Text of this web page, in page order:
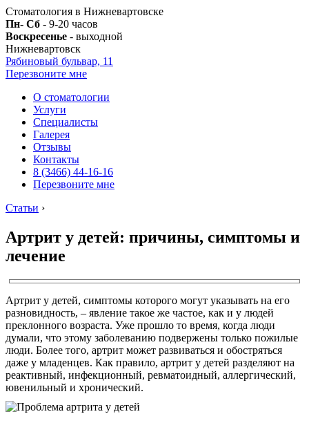
Стоматология в Нижневартовске
Пн- Сб - 9-20 часов
Воскресенье - выходной
Нижневартовск
Рябиновый бульвар, 11
Перезвоните мне
О стоматологии
Услуги
Специалисты
Галерея
Отзывы
Контакты
8 (3466) 44-16-16
Перезвоните мне
Статьи ›
Артрит у детей: причины, симптомы и
лечение
Артрит у детей, симптомы которого могут указывать на его
разновидность, – явление такое же частое, как и у людей
преклонного возраста. Уже прошло то время, когда люди
думали, что этому заболеванию подвержены только пожилые
люди. Более того, артрит может развиваться и обостряться
даже у младенцев. Как правило, артрит у детей разделяют на
реактивный, инфекционный, ревматоидный, аллергический,
ювенильный и хронический.